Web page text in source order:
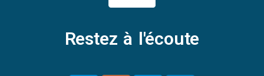
Restez à l'écoute